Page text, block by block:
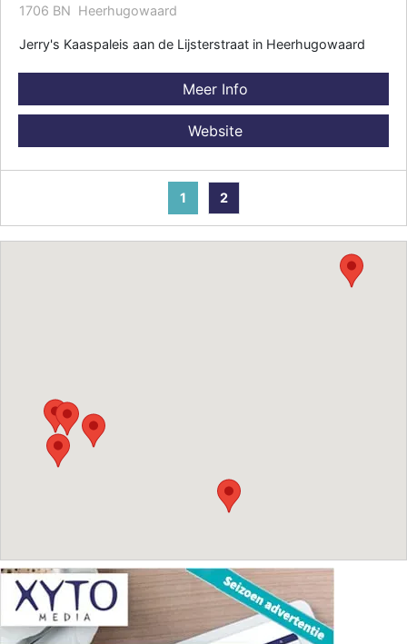
1706 BN Heerhugowaard
Jerry's Kaaspaleis aan de Lijsterstraat in Heerhugowaard
Meer Info
Website
1 2